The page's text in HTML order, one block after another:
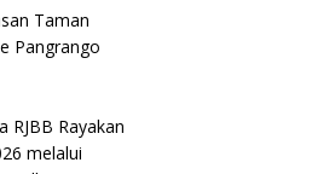
Taman
Pangrango
RJBB Rayakan
melalui